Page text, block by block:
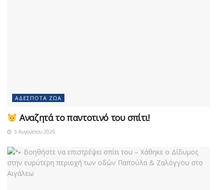
ΑΔΈΣΠΟΤΑ ΖΏΑ
Αναζητά το παντοτινό του σπίτι!
5 Αυγούστου 2026